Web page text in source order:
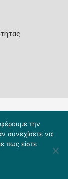
την
συνεχίσετε να
πως είστε